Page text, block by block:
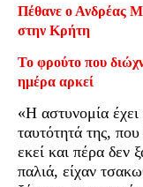
Πέθανε ο Ανδρέας
στην Κρήτη
Το φρούτο που
ημέρα αρκεί
«Η αστυνομία
ταυτότητά της,
εκεί και πέρα δεν
παλιά, είχαν